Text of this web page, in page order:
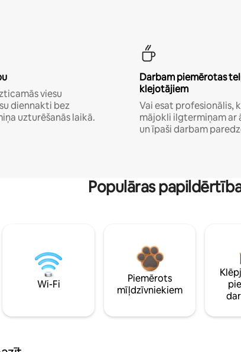
viesu
diennakti bez
uzturēšanās laikā.
Darbam piemērotas
klejotājiem
Vai esat profesionālis,
mājokli ilgtermiņam ar
un īpaši darbam
Populāras
Wi-Fi
Piemērots
mīļdzīvniekiem